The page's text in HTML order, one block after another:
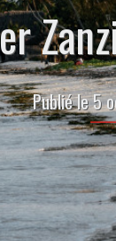
Publié le 5